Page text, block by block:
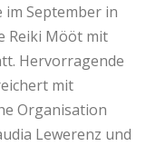
im September in
Reiki Mööt mit
Hervorragende
mit
Organisation
Lewerenz und